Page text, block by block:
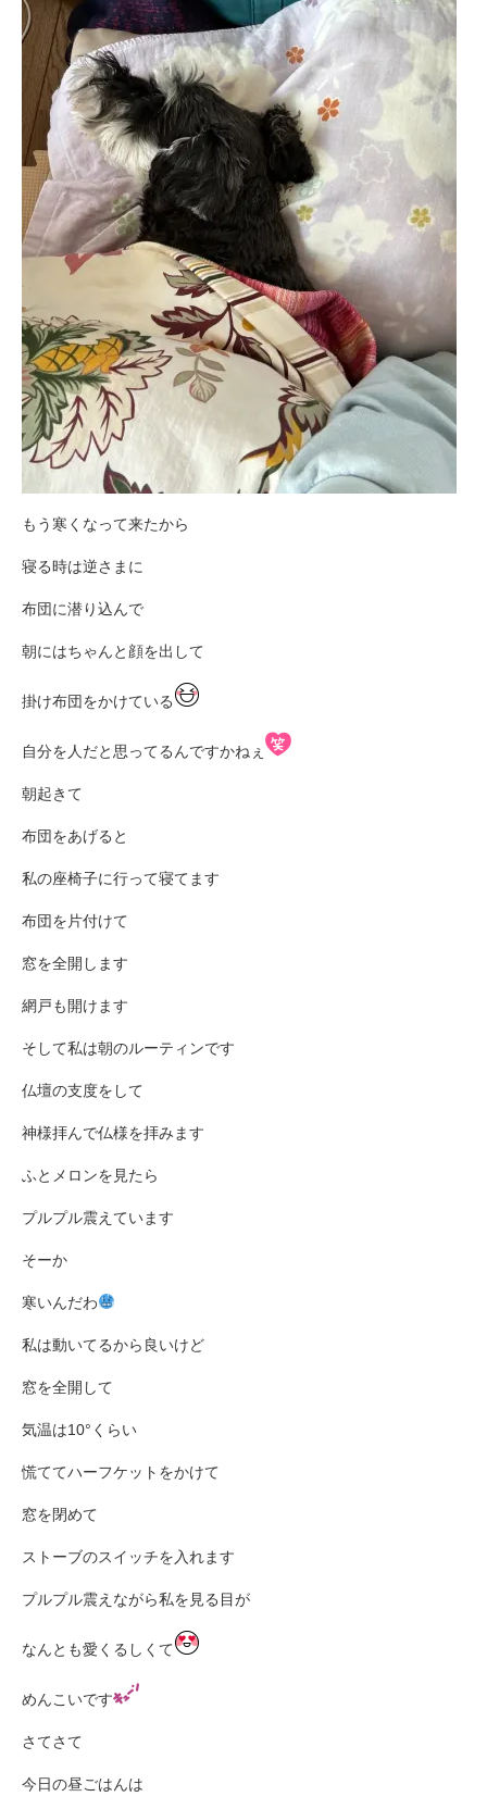
もう寒くなって来たから
寝る時は逆さまに
布団に潜り込んで
朝にはちゃんと顔を出して
掛け布団をかけている
自分を人だと思ってるんですかねぇ
朝起きて
布団をあげると
私の座椅子に行って寝てます
布団を片付けて
窓を全開します
網戸も開けます
そして私は朝のルーティンです
仏壇の支度をして
神様拝んで仏様を拝みます
ふとメロンを見たら
プルプル震えています
そーか
寒いんだわ
私は動いてるから良いけど
窓を全開して
気温は10°くらい
慌ててハーフケットをかけて
窓を閉めて
ストーブのスイッチを入れます
プルプル震えながら私を見る目が
なんとも愛くるしくて
めんこいです
さてさて
今日の昼ごはんは